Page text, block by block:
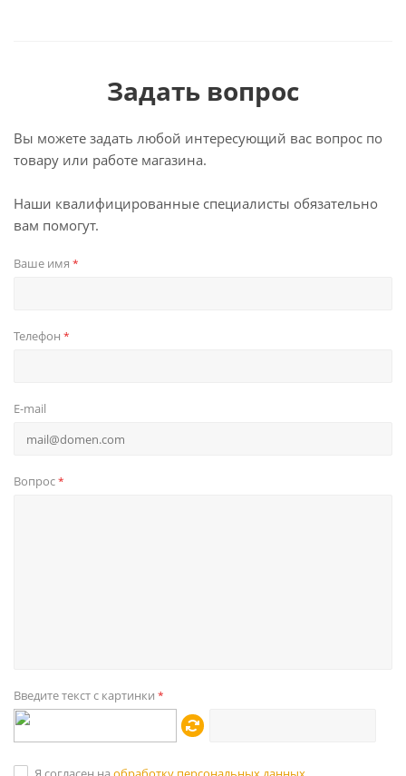
Задать вопрос
Вы можете задать любой интересующий вас вопрос по
товару или работе магазина.
Наши квалифицированные специалисты обязательно
вам помогут.
Ваше имя *
Телефон *
E-mail
Вопрос*
Введите текст с картинки *